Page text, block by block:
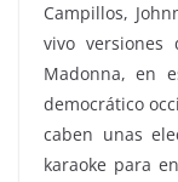
Campillos,
vivo versiones
Madonna, en
democrático
caben unas
karaoke para